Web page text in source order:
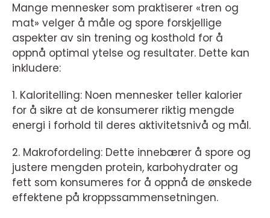
Mange mennesker som praktiserer «tren og
mat» velger å måle og spore forskjellige
aspekter av sin trening og kosthold for å
oppnå optimal ytelse og resultater. Dette kan
inkludere:
1. Kaloritelling: Noen mennesker teller kalorier
for å sikre at de konsumerer riktig mengde
energi i forhold til deres aktivitetsnivå og mål.
2. Makrofordeling: Dette innebærer å spore og
justere mengden protein, karbohydrater og
fett som konsumeres for å oppnå de ønskede
effektene på kroppssammensetningen.